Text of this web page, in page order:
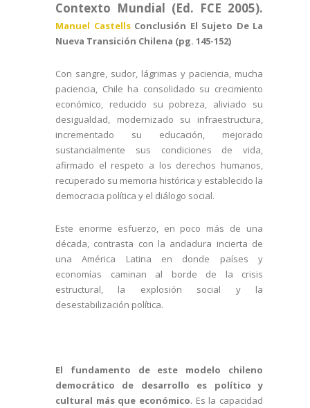
Contexto Mundial (Ed. FCE 2005).
Manuel Castells Conclusión El Sujeto De La
Nueva Transición Chilena (pg. 145-152)
Con sangre, sudor, lágrimas y paciencia, mucha
paciencia, Chile ha consolidado su crecimiento
económico, reducido su pobreza, aliviado su
desigualdad, modernizado su infraestructura,
incrementado su educación, mejorado
sustancialmente sus condiciones de vida,
afirmado el respeto a los derechos humanos,
recuperado su memoria histórica y establecido la
democracia política y el diálogo social.
Este enorme esfuerzo, en poco más de una
década, contrasta con la andadura incierta de
una América Latina en donde países y
economías caminan al borde de la crisis
estructural, la explosión social y la
desestabilización política.
El fundamento de este modelo chileno
democrático de desarrollo es político y
cultural más que económico. Es la capacidad